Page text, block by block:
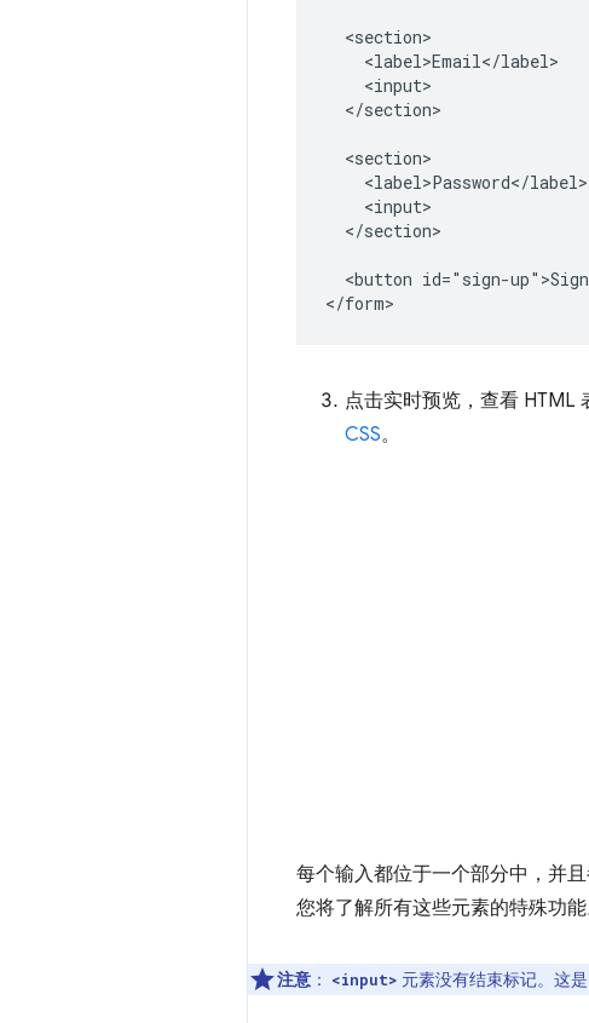
  <section>
    <label>Email</label>
    <input>
  </section>
  <section>
    <label>Password</label>
    <input>
  </section>
<button id="sign-
点击实时预览，查看 HTML
CSS。
每个输入都位于一个部分中，并
您将了解所有这些元素的特殊功能
注意 ： <input> 元素没有结束标记。这